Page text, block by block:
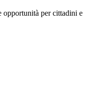
opportunità per cittadini e